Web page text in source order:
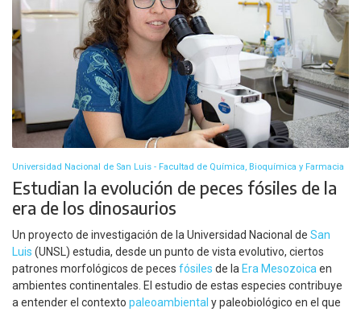
Universidad Nacional de San Luis - Facultad de Química, Bioquímica y Farmacia
Estudian la evolución de peces fósiles de la
era de los dinosaurios
Un proyecto de investigación de la Universidad Nacional de San
Luis (UNSL) estudia, desde un punto de vista evolutivo, ciertos
patrones morfológicos de peces fósiles de la Era Mesozoica en
ambientes continentales. El estudio de estas especies contribuye
a entender el contexto paleoambiental y paleobiológico en el que